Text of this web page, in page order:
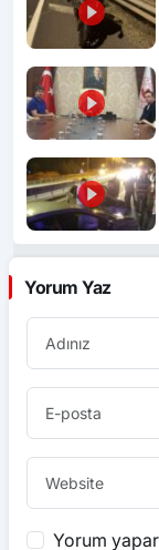
Yorum Yaz
Yorum